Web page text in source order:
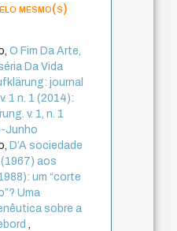
mesmo(s)
O Fim Da Arte,
Da Vida
journal
1 n. 1 (2014):
v. 1, n. 1
Junho
D’A sociedade
aos
um “corte
Uma
sobre a